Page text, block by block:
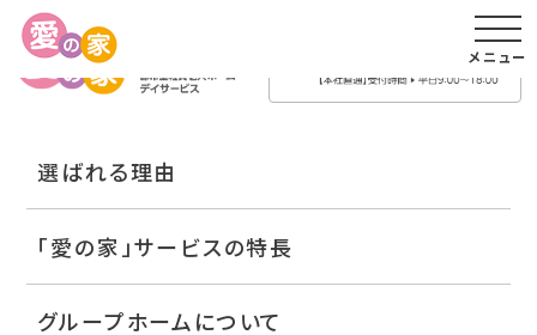
メニュー
選ばれる理由
「愛の家」サービスの特長
グループホームについて